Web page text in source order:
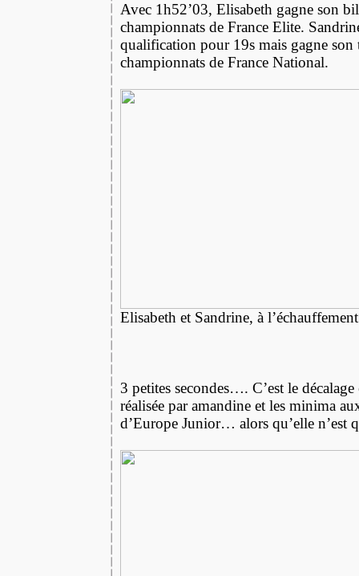
Avec 1h52’03, Elisabeth gagne son
championnats de France Elite.
qualification pour 19s mais gagne son
championnats de France National.
Elisabeth et Sandrine, à l’échauffement
3 petites secondes…. C’est le
réalisée par amandine et les minima
d’Europe Junior… alors qu’elle n’est